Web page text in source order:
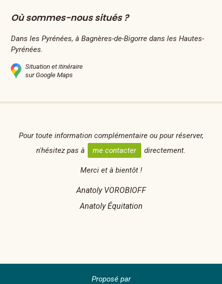
Où sommes-nous situés ?
Dans les Pyrénées, à Bagnères-de-Bigorre dans les Hautes-
Pyrénées.
Situation et itinéraire
sur Google Maps
Pour toute information complémentaire ou pour réserver,
n'hésitez pas à
me contacter directement.
Merci et à bientôt !
Anatoly VOROBIOFF
Anatoly Équitation
Proposé par